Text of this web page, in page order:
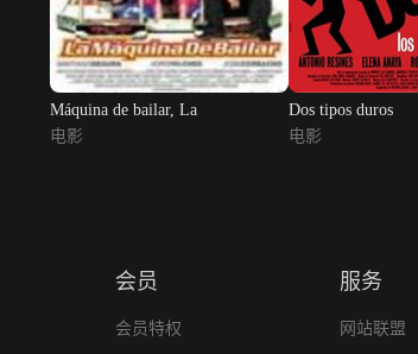
Máquina de bailar, La
电影
Dos tipos duros
电影
会员
会员特权
服务
网站联盟